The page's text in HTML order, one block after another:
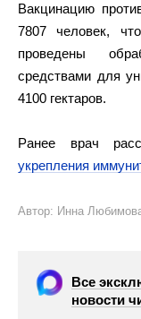
Вакцинацию
7807 человек,
проведены
средствами для
4100 гектаров.
Ранее врач
укрепления
Автор: Инна
Все
новости